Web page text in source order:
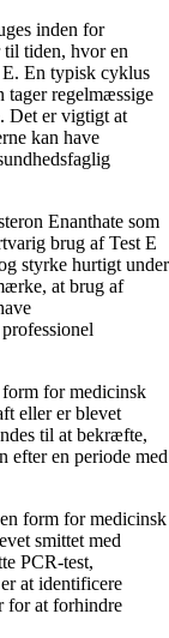
inden for
tiden, hvor en
E. En typisk cyklus
tager regelmæssige
Det er vigtigt at
kan have
Enanthate som
brug af Test E
styrke hurtigt under
at brug af
form for medicinsk
eller er blevet
til at bekræfte,
efter en periode med
form for medicinsk
smittet med
PCR-test,
at identificere
for at forhindre